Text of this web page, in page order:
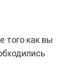
того как вы